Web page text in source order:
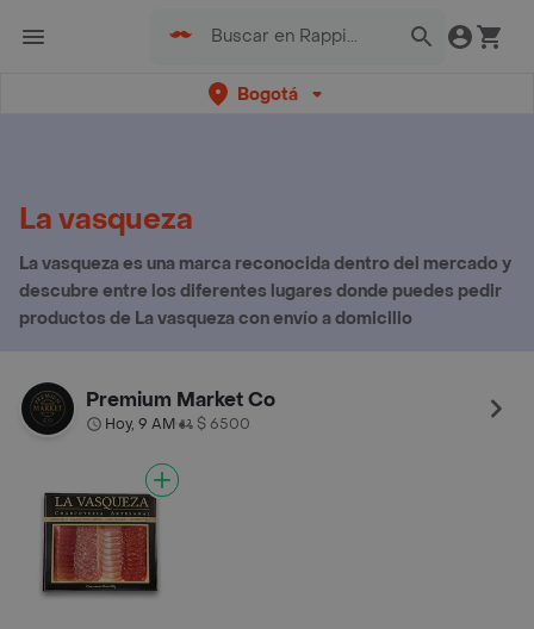
Bogotá
La vasqueza
La vasqueza es una marca reconocida dentro del mercado y
descubre entre los diferentes lugares donde puedes pedir
productos de La vasqueza con envío a domicilio
Premium Market Co
Hoy, 9 AM• $ 6500